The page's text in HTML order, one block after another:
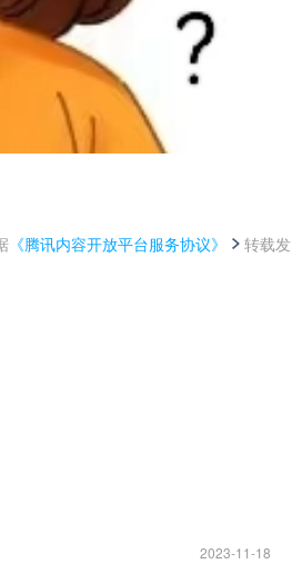
《腾讯内容开放平台服务协议》
转载发
2023-11-18